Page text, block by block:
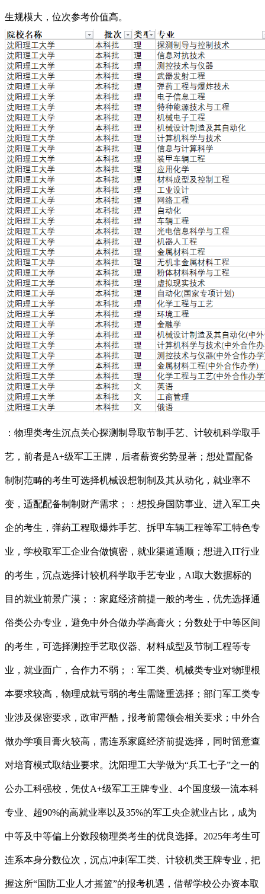
生规模大，位次参考价值高。
：物理类考生沉点关心探测制导取节制手艺、计较机科学取手
艺，前者是A+级军工王牌，后者薪资劣势显著；想处置配备
制制范畴的考生可选择机械设想制制及其从动化，就业率不
变，适配配备制制财产需求；：想投身国防事业、进入军工央
企的考生，弹药工程取爆炸手艺、拆甲车辆工程等军工特色专
业，学校取军工企业合做慎密，就业渠道通顺；想进入IT行业
的考生，沉点选择计较机科学取手艺专业，AI取大数据标的
目的就业前景广漠；：家庭经济前提一般的考生，优先选择通
俗类公办专业，避免中外合做办学高膏火；分数处于中等区间
的考生，可选择测控手艺取仪器、材料成型及节制工程等专
业，就业面广，合作力不弱；：军工类、机械类专业对物理根
本要求较高，物理成就亏弱的考生需隆重选择；部门军工类专
业涉及保密要求，政审严酷，报考前需领会相关要求；中外合
做办学项目膏火较高，需连系家庭经济前提选择，同时留意查
对培育模式取结业要求。沈阳理工大学做为“兵工七子”之一的
公办工科强校，凭仗A+级军工王牌专业、4个国度级一流本科
专业、超90%的高就业率以及35%的军工央企就业占比，成为
中等及中等偏上分数段物理类考生的优良选择。2025年考生可
连系本身分数位次，沉点冲刺军工类、计较机类王牌专业，把
握这所“国防工业人才摇篮”的报考机遇，借帮学校公办资本取